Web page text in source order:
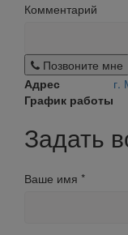
Комментарий
Позвоните мне
Адрес
г.
График работы
Задать
Ваше имя *